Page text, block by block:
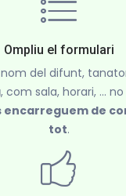
Ompliu el formulari
del difunt,
, com sala, horari, ...
encarreguem de
tot.